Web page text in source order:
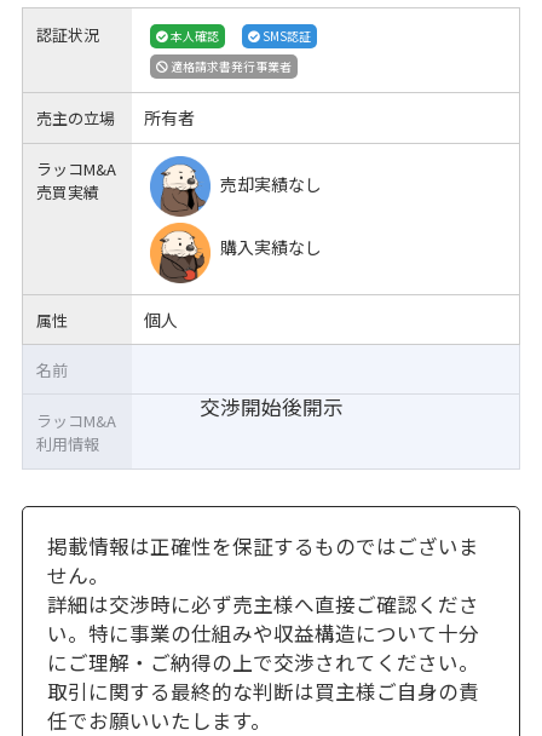
認証状況 本人確認
SMS認証
適格請求書発行事業者
売主の立場 所有者
ラッコM&A
売買実績
売却実績なし
購入実績なし
属性 個人
交渉開始後開示
名前
ラッコM&A
利用情報
掲載情報は正確性を保証するものではございま
せん。
詳細は交渉時に必ず売主様へ直接ご確認くださ
い。特に事業の仕組みや収益構造について十分
にご理解・ご納得の上で交渉されてください。
取引に関する最終的な判断は買主様ご自身の責
任でお願いいたします。